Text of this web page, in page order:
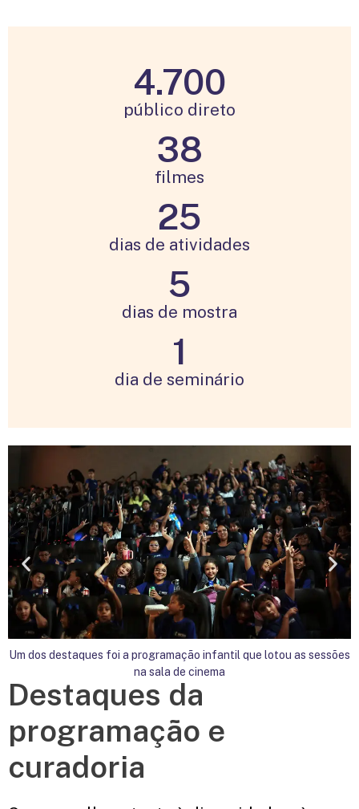
4.700
público direto
38
filmes
25
dias de atividades
5
dias de mostra
1
dia de seminário
Um dos destaques foi a programação infantil que lotou as sessões
na sala de cinema
Destaques da
programação e
curadoria